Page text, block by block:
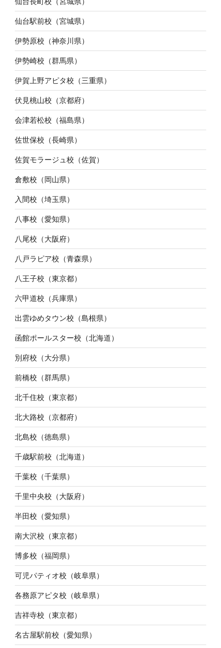
仙台駅前校（宮城県）
伊勢原校（神奈川県）
伊勢崎校（群馬県）
伊賀上野アピタ校（三重県）
伏見桃山校（京都府）
会津若松校（福島県）
佐世保校（長崎県）
佐賀モラージュ校（佐賀）
倉敷校（岡山県）
入間校（埼玉県）
八事校（愛知県）
八尾校（大阪府）
八戸ラピア校（青森県）
八王子校（東京都）
六甲道校（兵庫県）
出雲ゆめタウン校（島根県）
函館ポールスター校（北海道）
別府校（大分県）
前橋校（群馬県）
北千住校（東京都）
北大路校（京都府）
北島校（徳島県）
千歳駅前校（北海道）
千葉校（千葉県）
千里中央校（大阪府）
半田校（愛知県）
南大沢校（東京都）
博多校（福岡県）
可児パティオ校（岐阜県）
各務原アピタ校（岐阜県）
吉祥寺校（東京都）
名古屋駅前校（愛知県）